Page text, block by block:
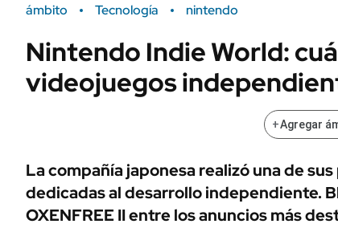
Campo
FINANZAS
ÁMBITO DEBATE
MEDIAKIT AMBITO DEBATE
Sustentabilidad
ENERGY REPORT
POLÍTICA
URUGUAY
ámbito Tecnología nintendo
Nintendo Indie World:
videojuegos
+Agregar
La compañía japonesa realizó una de
dedicadas al desarrollo independiente.
OXENFREE II entre los anuncios más